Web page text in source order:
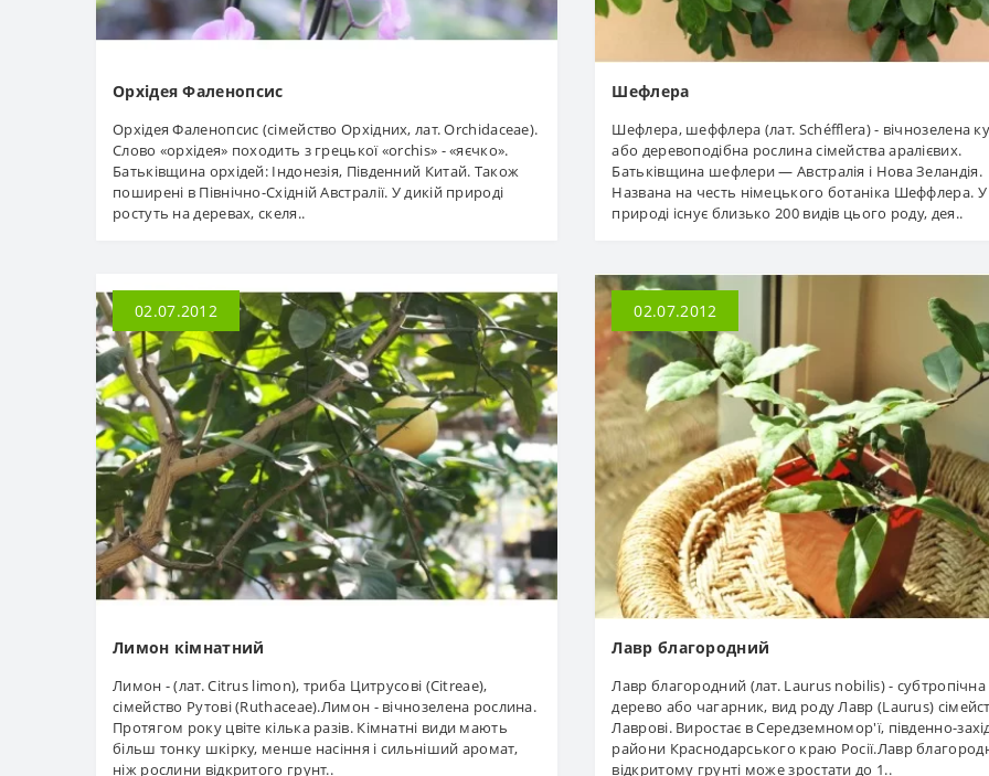
Орхідея Фаленопсис
Орхідея Фаленопсис (сімейство Орхідних, лат. Orchidaceae).
Слово «орхідея» походить з грецької «orchis» - «яєчко».
Батьківщина орхідей: Індонезія, Південний Китай. Також
поширені в Північно-Східній Австралії. У дикій природі
ростуть на деревах, скеля..
Шефлера
Шефлера, шеффлера (лат. Schéfflera) - вічнозелена
або деревоподібна рослина сімейства аралієвих.
Батьківщина шефлери — Австралія і Нова Зеландія.
Названа на честь німецького ботаніка Шеффлера. У
природі існує близько 200 видів цього роду, дея..
02.07.2012
Лимон кімнатний
Лимон - (лат. Citrus limon), триба Цитрусові (Citreae),
сімейство Рутові (Ruthaceae).Лимон - вічнозелена рослина.
Протягом року цвіте кілька разів. Кімнатні види мають
більш тонку шкірку, менше насіння і сильніший аромат,
ніж рослини відкритого грунт..
02.07.2012
Лавр благородний
Лавр благородний (лат. Laurus nobilis) - субтропічна
дерево або чагарник, вид роду Лавр (Laurus)
Лаврові. Виростає в Середземномор'ї, південно-
райони Краснодарського краю Росії.Лавр
відкритому грунті може зростати до 1..